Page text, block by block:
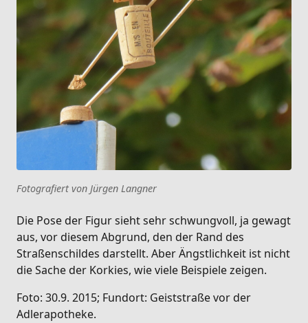
Fotografiert von Jürgen Langner
Die Pose der Figur sieht sehr schwungvoll, ja gewagt
aus, vor diesem Abgrund, den der Rand des
Straßenschildes darstellt. Aber Ängstlichkeit ist nicht
die Sache der Korkies, wie viele Beispiele zeigen.
Foto: 30.9. 2015; Fundort: Geiststraße vor der
Adlerapotheke.